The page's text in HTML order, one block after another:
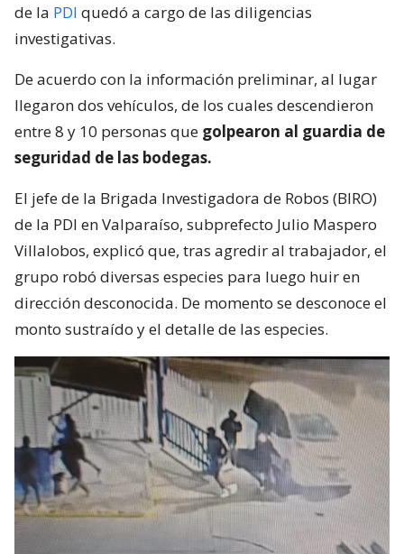
de la PDI quedó a cargo de las diligencias
investigativas.
De acuerdo con la información preliminar, al lugar
llegaron dos vehículos, de los cuales descendieron
entre 8 y 10 personas que golpearon al guardia de
seguridad de las bodegas.
El jefe de la Brigada Investigadora de Robos (BIRO)
de la PDI en Valparaíso, subprefecto Julio Maspero
Villalobos, explicó que, tras agredir al trabajador, el
grupo robó diversas especies para luego huir en
dirección desconocida. De momento se desconoce el
monto sustraído y el detalle de las especies.